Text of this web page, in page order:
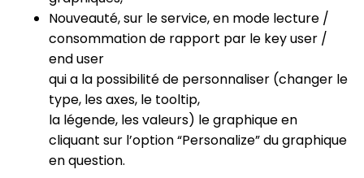
Nouveauté, sur le service, en mode lecture /
consommation de rapport par le key user /
end user
qui a la possibilité de personnaliser (changer le
type, les axes, le tooltip,
la légende, les valeurs) le graphique en
cliquant sur l’option “Personalize” du graphique
en question.